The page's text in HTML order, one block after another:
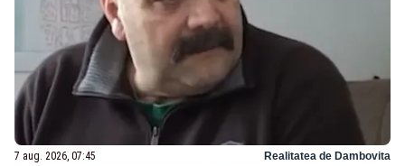
7 aug. 2026, 07:45 Realitatea de Dambovita